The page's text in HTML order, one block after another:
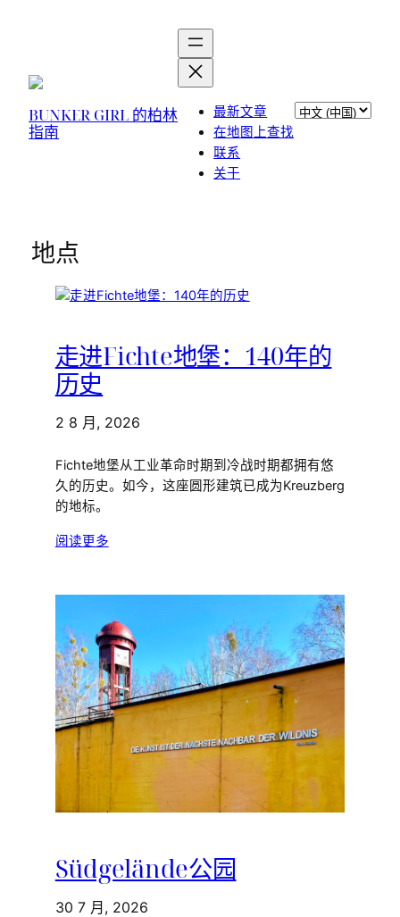
BUNKER GIRL 的柏林
指南
最新文章
在地图上查找
联系
关于
选
地点
走进Fichte地堡：140年的
历史
2 8 月, 2026
Fichte地堡从工业革命时期到冷战时期都拥有悠
久的历史。如今，这座圆形建筑已成为Kreuzberg
的地标。
阅读更多
Südgelände公园
30 7 月, 2026